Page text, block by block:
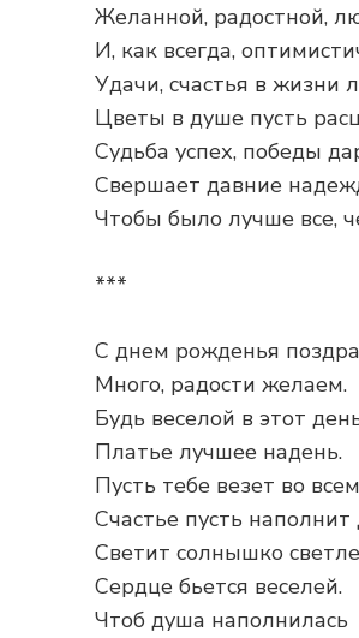
Желанной, радостной,
И, как всегда,
Удачи, счастья в жизни
Цветы в душе пусть
Судьба успех, победы
Свершает давние
Чтобы было лучше все,
***
С днем рожденья
Много, радости желаем.
Будь веселой в этот
Платье лучшее надень.
Пусть тебе везет во
Счастье пусть наполнит
Светит солнышко
Сердце бьется веселей.
Чтоб душа наполнилась